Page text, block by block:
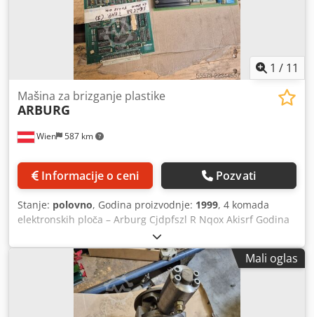
1 / 11
Wien 587 km
Mašina za brizganje plastike
ARBURG
Informacije o ceni Pozvati
Stanje: polovno, Godina proizvodnje: 1999, 4 komada
elektronskih ploča – Arburg Cjdpfszl R Nqox Akisrf Godina
Mali oglas